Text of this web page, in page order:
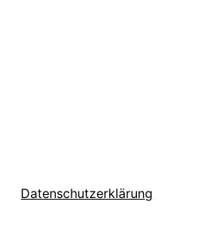
Datenschutzerklärung